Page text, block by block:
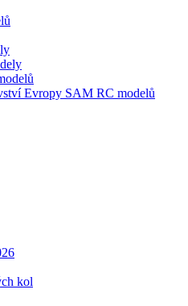
Evropy SAM RC modelů
kol